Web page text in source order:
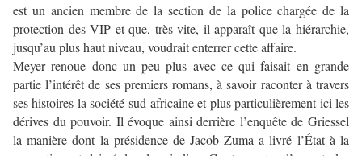
est un ancien membre de la section de la police chargée de la
protection des VIP et que, très vite, il apparaît que la hiérarchie,
jusqu’au plus haut niveau, voudrait enterrer cette affaire.
Meyer renoue donc un peu plus avec ce qui faisait en grande
partie l’intérêt de ses premiers romans, à savoir raconter à travers
ses histoires la société sud-africaine et plus particulièrement ici les
dérives du pouvoir. Il évoque ainsi derrière l’enquête de Griessel
la manière dont la présidence de Jacob Zuma a livré l’État à la